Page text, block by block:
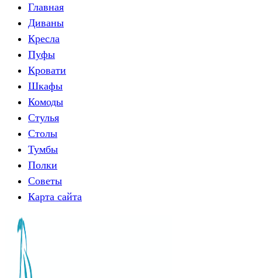
Главная
Диваны
Кресла
Пуфы
Кровати
Шкафы
Комоды
Стулья
Столы
Тумбы
Полки
Советы
Карта сайта